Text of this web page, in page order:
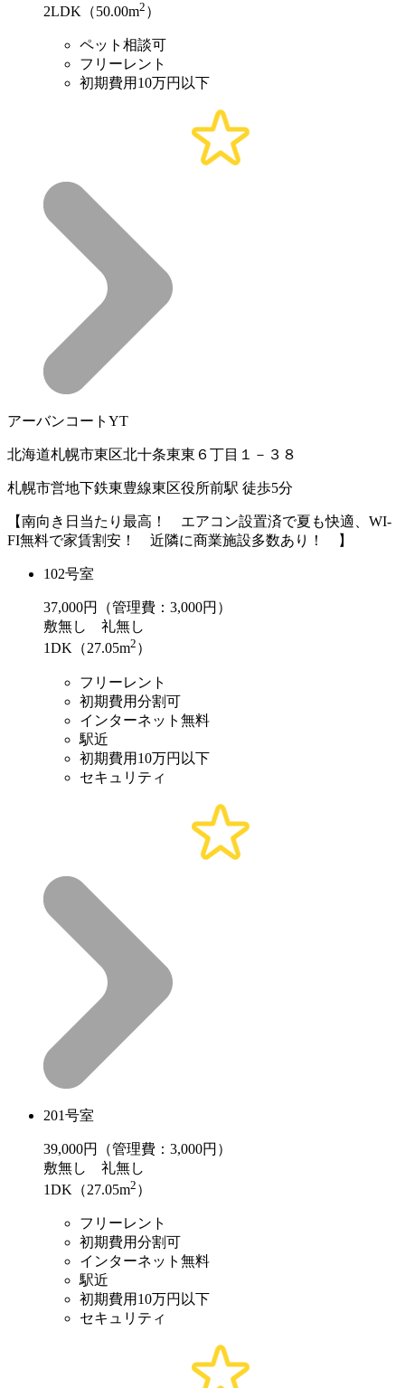
2LDK（50.00m2 ）
ペット相談可
フリーレント
初期費用10万円以下
アーバンコートYT
北海道札幌市東区北十条東東６丁目１－３８
札幌市営地下鉄東豊線東区役所前駅 徒歩5分
【南向き日当たり最高！ エアコン設置済で夏も快適、WI-
FI無料で家賃割安！ 近隣に商業施設多数あり！ 】
102号室
37,000円（管理費：3,000円）
敷無し 礼無し
1DK（27.05m2 ）
フリーレント
初期費用分割可
インターネット無料
駅近
初期費用10万円以下
セキュリティ
201号室
39,000円（管理費：3,000円）
敷無し 礼無し
1DK（27.05m2 ）
フリーレント
初期費用分割可
インターネット無料
駅近
初期費用10万円以下
セキュリティ